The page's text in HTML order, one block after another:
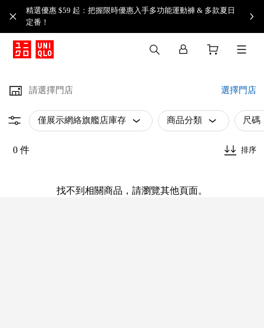
精選優惠 $59 起：把握限時優惠入手多功能運動褲 & 多款夏日
定番！​
請選擇門店 選擇門店
僅展示網絡旗艦店庫存 商品分類 尺碼
0 件 排序
找不到相關商品，請瀏覽其他頁面。